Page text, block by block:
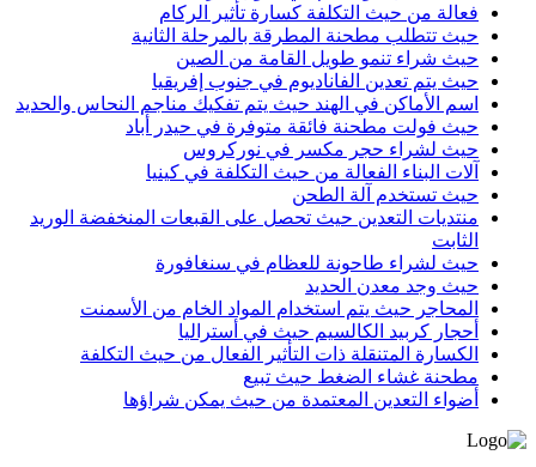
فعالة من حيث التكلفة كسارة تأثير الركام
حيث تتطلب مطحنة المطرقة بالمرحلة الثانية
حيث شراء تنمو طويل القامة من الصين
حيث يتم تعدين الفاناديوم في جنوب إفريقيا
اسم الأماكن في الهند حيث يتم تفكيك مناجم النحاس والحديد
حيث فولت مطحنة فائقة متوفرة في حيدر أباد
حيث لشراء حجر مكسر في نوركروس
آلات البناء الفعالة من حيث التكلفة في كينيا
حيث تستخدم آلة الطحن
منتديات التعدين حيث تحصل على القبعات المنخفضة الوريد
الثابت
حيث لشراء طاحونة للعظام في سنغافورة
حيث وجد معدن الحديد
المحاجر حيث يتم استخدام المواد الخام من الأسمنت
أحجار كربيد الكالسيم حيث في أستراليا
الكسارة المتنقلة ذات التأثير الفعال من حيث التكلفة
مطحنة غشاء الضغط حيث تبيع
أضواء التعدين المعتمدة من حيث يمكن شراؤها